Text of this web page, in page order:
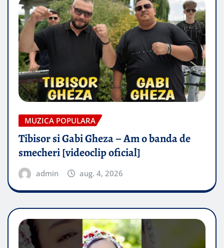
MUZICA POPULARA
Tibisor si Gabi Gheza – Am o banda de
smecheri [videoclip oficial]
admin aug. 4, 2026